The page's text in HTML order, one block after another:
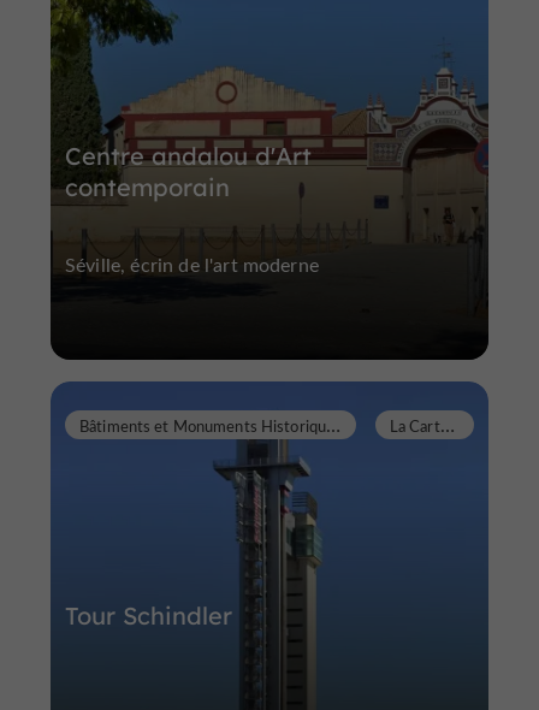
Centre andalou d'Art
contemporain
Séville, écrin de l'art moderne
Tour Schindler
B
âtiments et Monuments Historiques L
a Cartuja